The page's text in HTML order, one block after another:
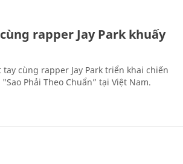
rapper Jay Park khuấy
cùng rapper Jay Park triển khai chiến
Phải Theo Chuẩn” tại Việt Nam.